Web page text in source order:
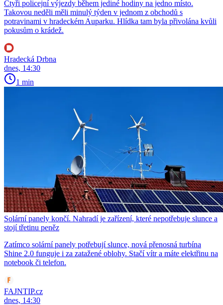
Čtyři policejní výjezdy během jediné hodiny na jedno místo.
Takovou neděli měli minulý týden v jednom z obchodů s
potravinami v hradeckém Auparku. Hlídka tam byla přivolána kvůli
pokusům o krádež.
Hradecká Drbna
dnes, 14:30
1 min
Solární panely končí. Nahradí je zařízení, které nepotřebuje slunce a
stojí třetinu peněz
Zatímco solární panely potřebují slunce, nová přenosná turbína
Shine 2.0 funguje i za zatažené oblohy. Stačí vítr a máte elektřinu na
notebook či telefon.
FAJNTIP.cz
dnes, 14:30